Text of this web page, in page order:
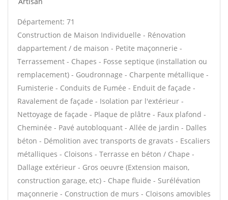
Département: 71
Construction de Maison Individuelle - Rénovation
dappartement / de maison - Petite maçonnerie -
Terrassement - Chapes - Fosse septique (installation ou
remplacement) - Goudronnage - Charpente métallique -
Fumisterie - Conduits de Fumée - Enduit de façade -
Ravalement de façade - Isolation par l'extérieur -
Nettoyage de façade - Plaque de plâtre - Faux plafond -
Cheminée - Pavé autobloquant - Allée de jardin - Dalles
béton - Démolition avec transports de gravats - Escaliers
métalliques - Cloisons - Terrasse en béton / Chape -
Dallage extérieur - Gros oeuvre (Extension maison,
construction garage, etc) - Chape fluide - Surélévation
maçonnerie - Construction de murs - Cloisons amovibles